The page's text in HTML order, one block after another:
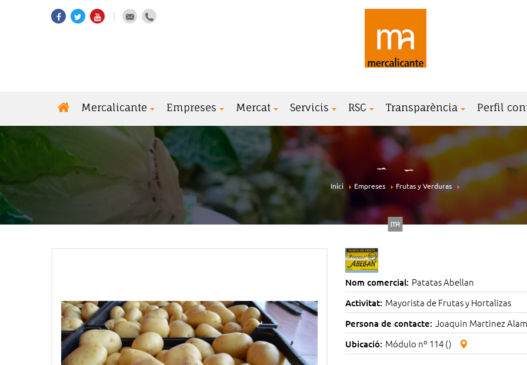
Mercalicante Empreses Mercat Servicis RSC Transparència Perfil
Inici Empreses Frutas y Verduras
Nom comercial: Patatas Abellan
Activitat: Mayorista de Frutas y Hortalizas
Persona de contacte: Joaquin Martinez
Ubicació: Módulo nº 114 ()